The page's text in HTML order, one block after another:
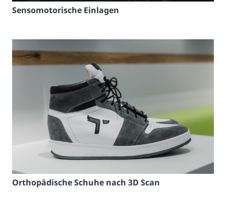
Sensomotorische Einlagen
Orthopädische Schuhe nach 3D Scan